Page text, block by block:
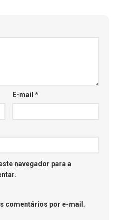
E-mail*
navegador para a
comentários por e-mail.